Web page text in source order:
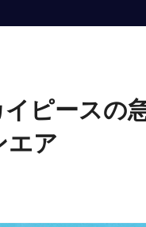
ピースの
ア